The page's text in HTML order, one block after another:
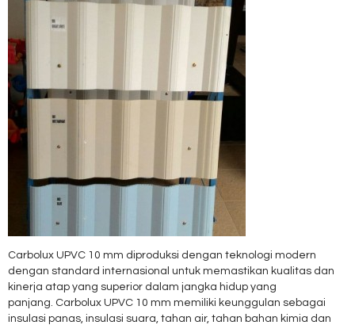
Carbolux UPVC 10 mm diproduksi dengan teknologi modern
dengan standard internasional untuk memastikan kualitas dan
kinerja atap yang superior dalam jangka hidup yang
panjang. Carbolux UPVC 10 mm memiliki keunggulan sebagai
insulasi panas, insulasi suara, tahan air, tahan bahan kimia dan